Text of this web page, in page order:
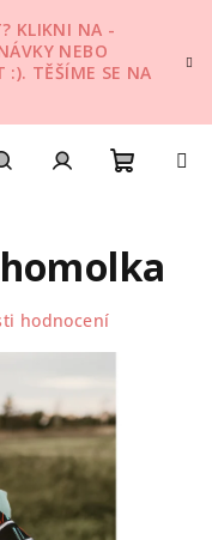
KLIKNI NA -
NEBO
:). TĚŠÍME SE NA
košík
hodnocení